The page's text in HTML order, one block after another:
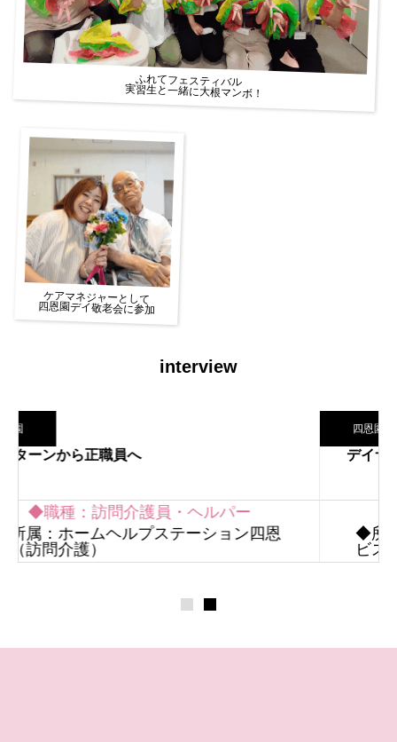
ふれてフェスティバル
実習生と一緒に大根マンボ！
ケアマネジャーとして
四恩園デイ敬老会に参加
interview
デイサービスのお仕事
◆職種：生活相談員・介護職員
◆所属：デイホームかたる （デイサー
ビス）